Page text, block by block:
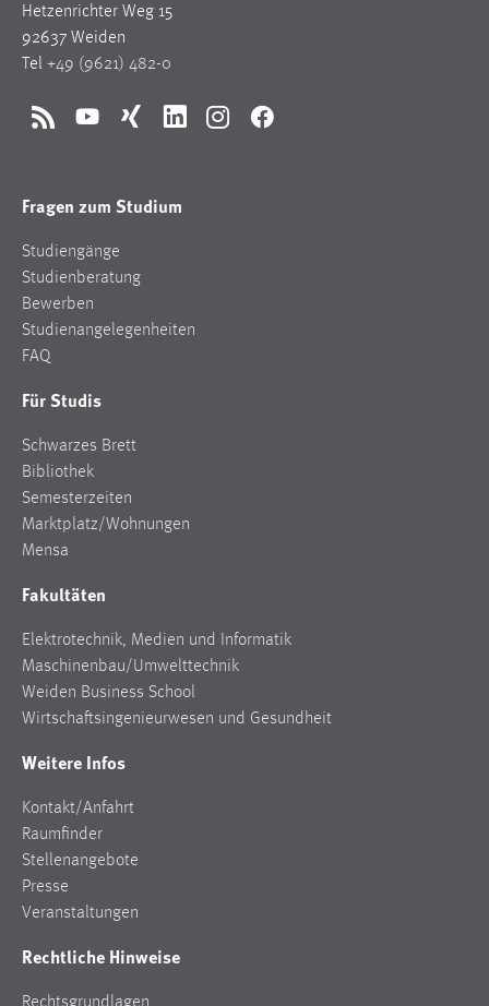
Hetzenrichter Weg 15
92637 Weiden
Tel +49 (9621) 482-0
RSS YouTubeXing LinkedInInstagramFacebook
Fragen zum Studium
Studiengänge
Studienberatung
Bewerben
Studienangelegenheiten
FAQ
Für Studis
Schwarzes Brett
Bibliothek
Semesterzeiten
Marktplatz/Wohnungen
Mensa
Fakultäten
Elektrotechnik, Medien und Informatik
Maschinenbau/Umwelttechnik
Weiden Business School
Wirtschaftsingenieurwesen und Gesundheit
Weitere Infos
Kontakt/Anfahrt
Raumfinder
Stellenangebote
Presse
Veranstaltungen
Rechtliche Hinweise